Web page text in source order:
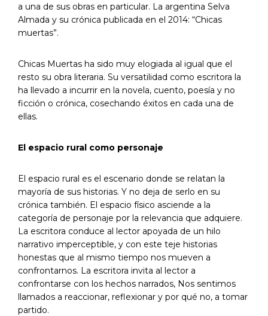
a una de sus obras en particular. La argentina Selva
Almada y su crónica publicada en el 2014: “Chicas
muertas”.
Chicas Muertas ha sido muy elogiada al igual que el
resto su obra literaria. Su versatilidad como escritora la
ha llevado a incurrir en la novela, cuento, poesía y no
ficción o crónica, cosechando éxitos en cada una de
ellas.
El espacio rural como personaje
El espacio rural es el escenario donde se relatan la
mayoría de sus historias. Y no deja de serlo en su
crónica también. El espacio físico asciende a la
categoría de personaje por la relevancia que adquiere.
La escritora conduce al lector apoyada de un hilo
narrativo imperceptible, y con este teje historias
honestas que al mismo tiempo nos mueven a
confrontarnos. La escritora invita al lector a
confrontarse con los hechos narrados, Nos sentimos
llamados a reaccionar, reflexionar y por qué no, a tomar
partido.